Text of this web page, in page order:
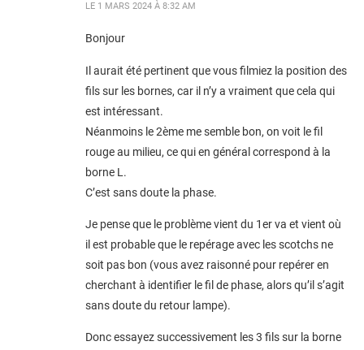
LE 1 MARS 2024 À 8:32 AM
Bonjour
Il aurait été pertinent que vous filmiez la position des
fils sur les bornes, car il n’y a vraiment que cela qui
est intéressant.
Néanmoins le 2ème me semble bon, on voit le fil
rouge au milieu, ce qui en général correspond à la
borne L.
C’est sans doute la phase.
Je pense que le problème vient du 1er va et vient où
il est probable que le repérage avec les scotchs ne
soit pas bon (vous avez raisonné pour repérer en
cherchant à identifier le fil de phase, alors qu’il s’agit
sans doute du retour lampe).
Donc essayez successivement les 3 fils sur la borne